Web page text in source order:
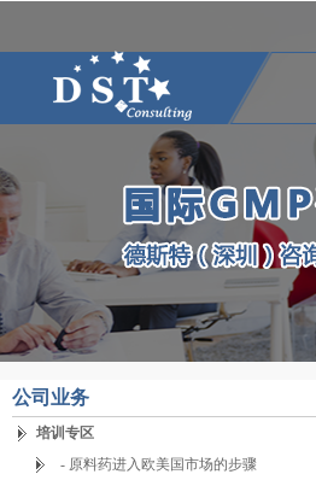
公司业务
培训专区
- 原料药进入欧美国市场的步骤